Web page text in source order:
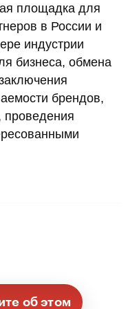
площадка для
в России и
индустрии
бизнеса, обмена
брендов,
проведения
об этом